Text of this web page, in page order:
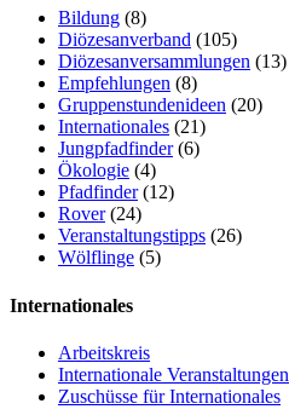
Bildung (8)
Diözesanverband (105)
Diözesanversammlungen (13)
Empfehlungen (8)
Gruppenstundenideen (20)
Internationales (21)
Jungpfadfinder(6)
Ökologie (4)
Pfadfinder(12)
Rover(24)
Veranstaltungstipps (26)
Wölflinge (5)
Internationales
Arbeitskreis
Internationale Veranstaltungen
Zuschüsse für Internationales